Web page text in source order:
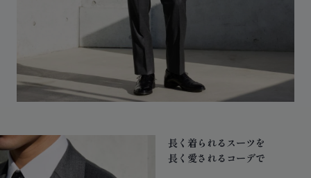
長く着られるスーツを
長く愛されるコーデで